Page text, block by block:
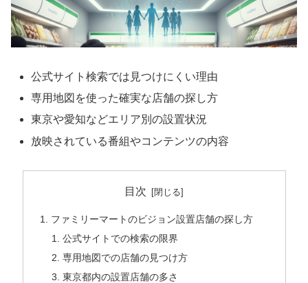
公式サイト検索では見つけにくい理由
専用地図を使った確実な店舗の探し方
東京や愛知などエリア別の設置状況
放映されている番組やコンテンツの内容
目次
ファミリーマートのビジョン設置店舗の探し方
公式サイトでの検索の限界
専用地図での店舗の見つけ方
東京都内の設置店舗の多さ